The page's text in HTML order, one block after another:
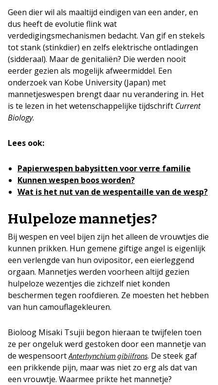
Geen dier wil als maaltijd eindigen van een ander, en
dus heeft de evolutie flink wat
verdedigingsmechanismen bedacht. Van gif en stekels
tot stank (stinkdier) en zelfs elektrische ontladingen
(sidderaal). Maar de genitaliën? Die werden nooit
eerder gezien als mogelijk afweermiddel. Een
onderzoek van Kobe University (Japan) met
mannetjeswespen brengt daar nu verandering in. Het
is te lezen in het wetenschappelijke tijdschrift Current
Biology.
Lees ook:
Papierwespen babysitten voor verre familie
Kunnen wespen boos worden?
Wat is het nut van de wespentaille van de wesp?
Hulpeloze mannetjes?
Bij wespen en veel bijen zijn het alleen de vrouwtjes die
kunnen prikken. Hun gemene giftige angel is eigenlijk
een verlengde van hun ovipositor, een eierleggend
orgaan. Mannetjes werden voorheen altijd gezien
hulpeloze wezentjes die zichzelf niet konden
beschermen tegen roofdieren. Ze moesten het hebben
van hun camouflagekleuren.
Bioloog Misaki Tsujii begon hieraan te twijfelen toen
ze per ongeluk werd gestoken door een mannetje van
de wespensoortAnterhynchium gibiifrons. De steek gaf
een prikkende pijn, maar was niet zo erg als dat van
een vrouwtje. Waarmee prikte het mannetje?